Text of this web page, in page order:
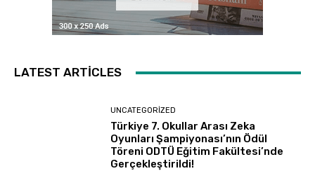
LATEST ARTICLES
UNCATEGORIZED
Türkiye 7. Okullar Arası Zeka
Oyunları Şampiyonası’nın Ödül
Töreni ODTÜ Eğitim Fakültesi’nde
Gerçekleştirildi!